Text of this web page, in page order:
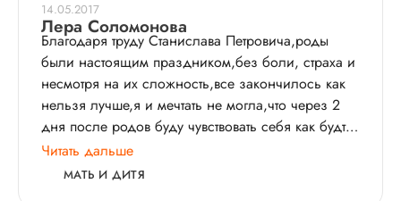
14.05.2017
Лера Соломонова
Благодаря труду Станислава Петровича,роды
были настоящим праздником,без боли, страха и
несмотря на их сложность,все закончилось как
нельзя лучше,я и мечтать не могла,что через 2
дня после родов буду чувствовать себя как будто
и не рожала.Все роды врач был
рядом,постоянно подбадривал,рассказывал что
Читать дальше
МАТЬ И ДИТЯ